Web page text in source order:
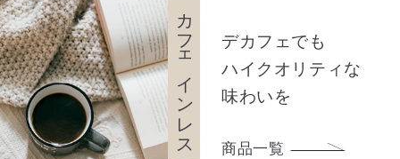
カフェインレス
デカフェでも
ハイクオリティな
味わいを
商品一覧